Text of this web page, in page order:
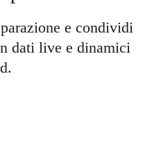
e condividi
dati live e dinamici